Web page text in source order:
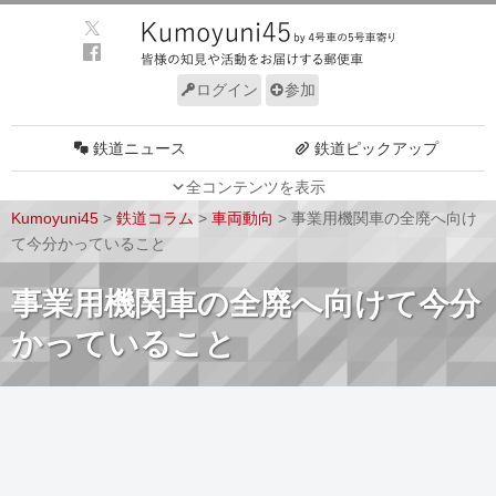
ログイン 参加
全コンテンツを表示
鉄道ニュース 鉄道ピックアップ
車両技術
Kumoyuni45 > 鉄道コラム > 車両動向 > 事業用機関車の全廃へ向け
て今分かっていること
事業用機関車の全廃へ向けて今分
かっていること